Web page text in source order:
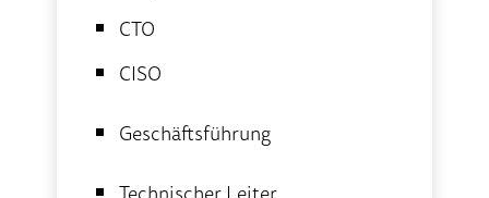
CTO
CISO
Geschäftsführung